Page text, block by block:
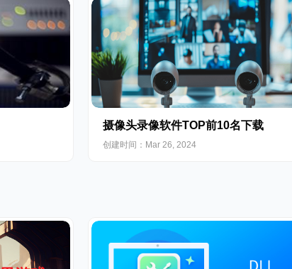
摄像头录像软件TOP前10名下载
创建时间：Mar 26, 2024